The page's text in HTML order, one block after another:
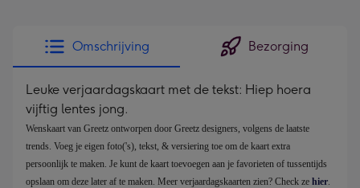
Omschrijving Bezorging
Leuke verjaardagskaart met de tekst: Hiep hoera
vijftig lentes jong.
Wenskaart van Greetz ontworpen door Greetz designers, volgens de laatste
trends. Voeg je eigen foto('s), tekst, & versiering toe om de kaart extra
persoonlijk te maken. Je kunt de kaart toevoegen aan je favorieten of tussentijds
opslaan om deze later af te maken. Meer verjaardagskaarten zien? Check ze hier.